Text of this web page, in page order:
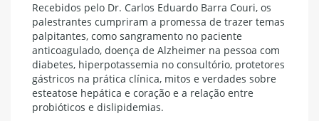
Recebidos pelo Dr. Carlos Eduardo Barra Couri, os
palestrantes cumpriram a promessa de trazer temas
palpitantes, como sangramento no paciente
anticoagulado, doença de Alzheimer na pessoa com
diabetes, hiperpotassemia no consultório, protetores
gástricos na prática clínica, mitos e verdades sobre
esteatose hepática e coração e a relação entre
probióticos e dislipidemias.